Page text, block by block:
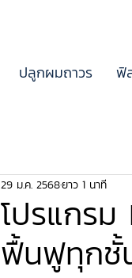
ปลูกผมถาวร ฟิ
โปรแกร
ฟื้นฟูทุกชั้
29 ม.ค. 2568ยาว 1 นาที